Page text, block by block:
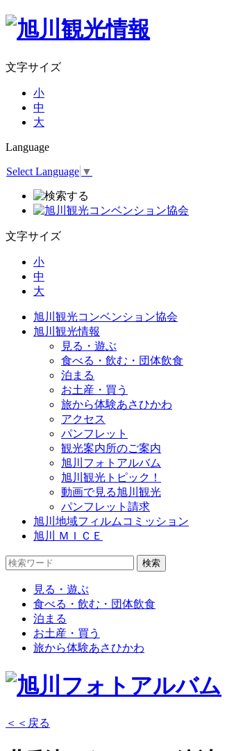
文字サイズ
小
中
大
Language
Select Language ▼
文字サイズ
小
中
大
旭川観光コンベンション協会
旭川観光情報
見る・遊ぶ
食べる・飲む・団体飲食
泊まる
お土産・買う
旅から体験あさひかわ
アクセス
パンフレット
観光案内所のご案内
旭川フォトアルバム
旭川観光トピック！
動画で見る旭川観光
パンフレット請求
旭川地域フィルムコミッション
旭川 ＭＩＣＥ
見る・遊ぶ
食べる・飲む・団体飲食
泊まる
お土産・買う
旅から体験あさひかわ
＜＜戻る